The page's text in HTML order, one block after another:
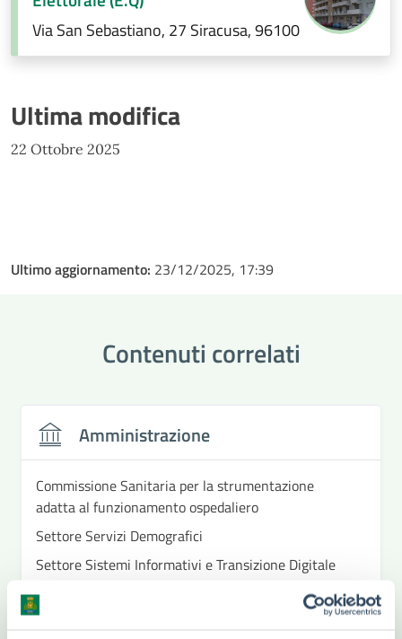
Via San Sebastiano, 27 Siracusa, 96100
Ultima modifica
22 Ottobre 2025
Ultimo aggiornamento: 23/12/2025, 17:39
Contenuti correlati
Amministrazione
Commissione Sanitaria per la strumentazione
adatta al funzionamento ospedaliero
Settore Servizi Demografici
Settore Sistemi Informativi e Transizione Digitale
Servizio Anagrafe - Ufficio iscrizione popolazione